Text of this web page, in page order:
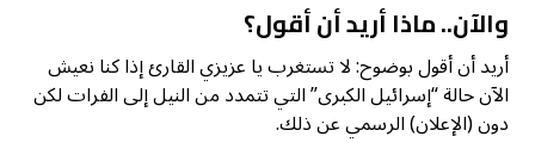
والآن.. ماذا أريد أن أقول؟
أريد أن أقول بوضوح: لا تستغرب يا عزيزي القارئ إذا كنا نعيش
الآن حالة “إسرائيل الكبرى” التي تتمدد من النيل إلى الفرات لكن
دون (الإعلان) الرسمي عن ذلك.